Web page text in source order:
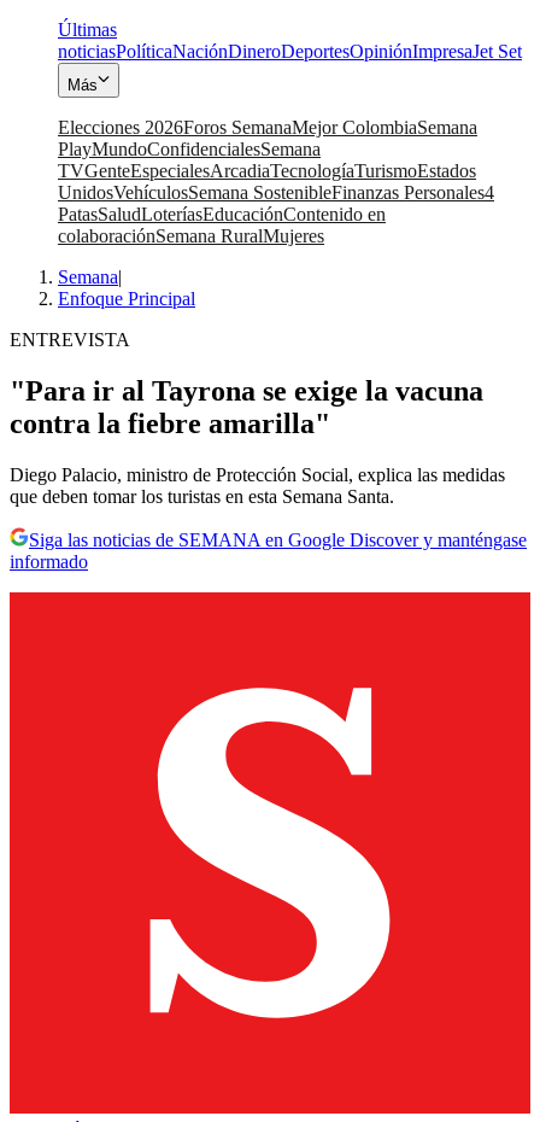
Últimas
noticiasPolíticaNaciónDineroDeportesOpiniónImpresaJet Set
Más
Elecciones 2026Foros SemanaMejor ColombiaSemana
PlayMundoConfidencialesSemana
TVGenteEspecialesArcadiaTecnologíaTurismoEstados
UnidosVehículosSemana SostenibleFinanzas Personales4
PatasSaludLoteríasEducaciónContenido en
colaboraciónSemana RuralMujeres
Semana|
Enfoque Principal
ENTREVISTA
"Para ir al Tayrona se exige la vacuna
contra la fiebre amarilla"
Diego Palacio, ministro de Protección Social, explica las medidas
que deben tomar los turistas en esta Semana Santa.
Siga las noticias de SEMANA en Google Discover y manténgase
informado